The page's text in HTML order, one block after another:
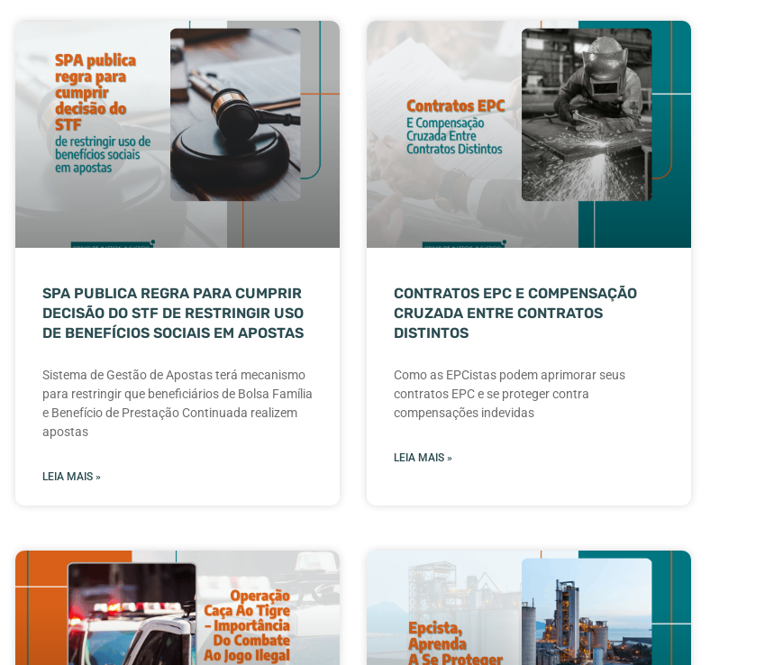
SPA PUBLICA REGRA PARA CUMPRIR
DECISÃO DO STF DE RESTRINGIR USO
DE BENEFÍCIOS SOCIAIS EM APOSTAS
Sistema de Gestão de Apostas terá mecanismo
para restringir que beneficiários de Bolsa Família
e Benefício de Prestação Continuada realizem
apostas
LEIA MAIS »
CONTRATOS EPC E COMPENSAÇÃO
CRUZADA ENTRE CONTRATOS
DISTINTOS
Como as EPCistas podem aprimorar seus
contratos EPC e se proteger contra
compensações indevidas
LEIA MAIS »